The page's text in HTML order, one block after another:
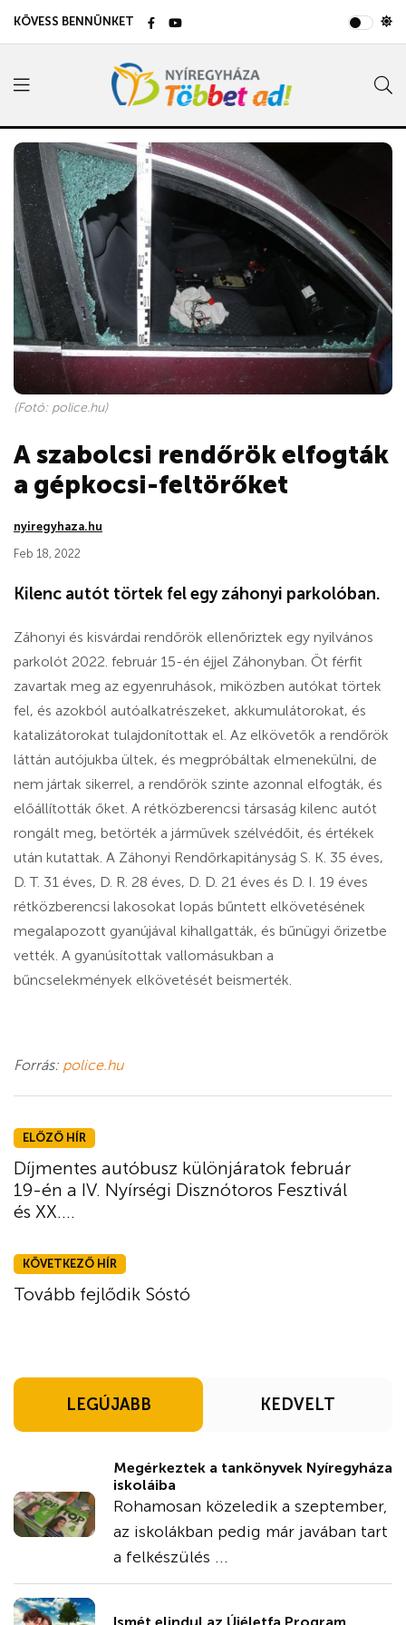
KÖVESS BENNÜNKET
(Fotó: police.hu)
A szabolcsi rendőrök elfogták
a gépkocsi-feltörőket
nyiregyhaza.hu
Feb 18, 2022
Kilenc autót törtek fel egy záhonyi parkolóban.
Záhonyi és kisvárdai rendőrök ellenőriztek egy nyilvános
parkolót 2022. február 15-én éjjel Záhonyban. Öt férfit
zavartak meg az egyenruhások, miközben autókat törtek
fel, és azokból autóalkatrészeket, akkumulátorokat, és
katalizátorokat tulajdonítottak el. Az elkövetők a rendőrök
láttán autójukba ültek, és megpróbáltak elmenekülni, de
nem jártak sikerrel, a rendőrök szinte azonnal elfogták, és
előállították őket. A rétközberencsi társaság kilenc autót
rongált meg, betörték a járművek szélvédőit, és értékek
után kutattak. A Záhonyi Rendőrkapitányság S. K. 35 éves,
D. T. 31 éves, D. R. 28 éves, D. D. 21 éves és D. I. 19 éves
rétközberencsi lakosokat lopás bűntett elkövetésének
megalapozott gyanújával kihallgatták, és bűnügyi őrizetbe
vették. A gyanúsítottak vallomásukban a
bűncselekmények elkövetését beismerték.
Forrás: police.hu
ELŐZŐ HÍR
Díjmentes autóbusz különjáratok február
19-én a IV. Nyírségi Disznótoros Fesztivál
és XX....
KÖVETKEZŐ HÍR
Tovább fejlődik Sóstó
LEGÚJABB KEDVELT
Megérkeztek a tankönyvek Nyíregyháza
iskoláiba
Rohamosan közeledik a szeptember,
az iskolákban pedig már javában tart
a felkészülés ...